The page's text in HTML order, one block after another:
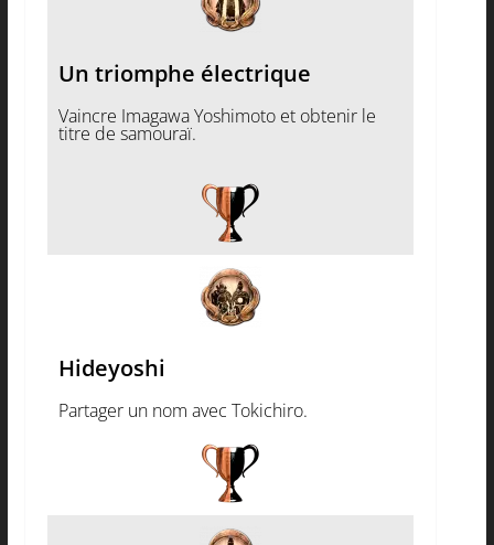
Un triomphe électrique
Vaincre Imagawa Yoshimoto et obtenir le
titre de samouraï.
Hideyoshi
Partager un nom avec Tokichiro.